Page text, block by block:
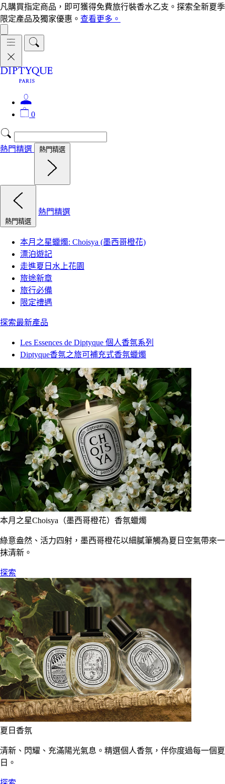
凡購買指定商品，即可獲得免費旅行裝香水乙支。探索全新夏季
限定產品及獨家優惠。 查看更多。
0
熱門精選 熱門精選
熱門精選
熱門精選
本月之星蠟燭: Choisya (墨西哥橙花)
漂泊遊記
走進夏日水上花園
旅途新章
旅行必備
限定禮遇
探索最新產品
Les Essences de Diptyque 個人香氛系列
Diptyque香氛之旅可補充式香氛蠟燭
本月之星Choisya（墨西哥橙花）香氛蠟燭
綠意盎然、活力四射，墨西哥橙花以細膩筆觸為夏日空氣帶來一
抹清新。
探索
夏日香氛
清新、閃耀、充滿陽光氣息。精選個人香氛，伴你度過每一個夏
日。